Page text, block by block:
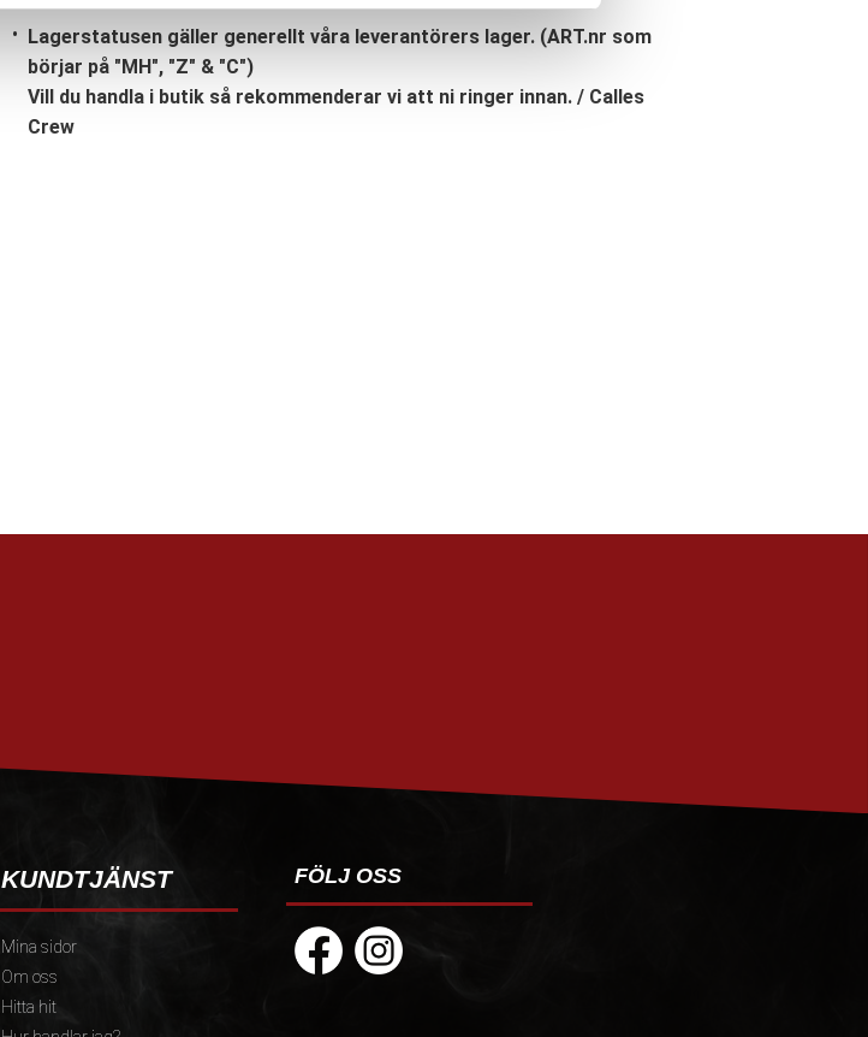
Lagerstatusen gäller generellt våra leverantörers lager. (ART.nr som
börjar på "MH", "Z" & "C")
Vill du handla i butik så rekommenderar vi att ni ringer innan. / Calles
Crew
KUNDTJÄNST
Mina sidor
Om oss
Hitta hit
FÖLJ OSS